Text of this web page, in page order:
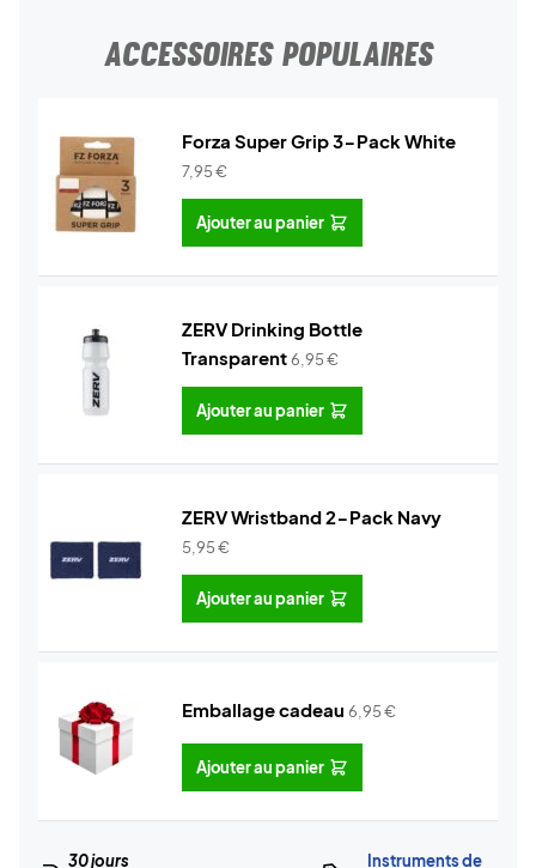
ACCESSOIRES POPULAIRES
Forza Super Grip 3-Pack White
7,95€
Ajouter au panier
ZERV Drinking Bottle
Transparent6,95€
Ajouter au panier
ZERV Wristband 2-Pack Navy
5,95€
Ajouter au panier
Emballage cadeau 6,95€
Ajouter au panier
30 jours Instruments de